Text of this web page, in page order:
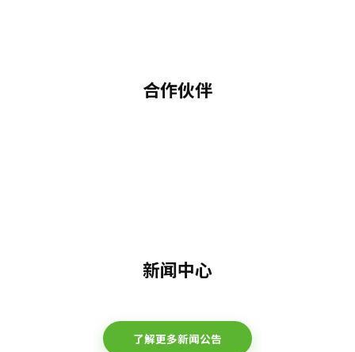
合作伙伴
新闻中心
了解更多新闻公告